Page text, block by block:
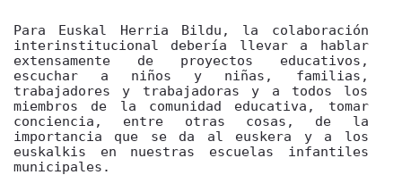
Para Euskal Herria Bildu, la colaboración
interinstitucional debería llevar a hablar
extensamente de proyectos educativos,
escuchar a niños y niñas, familias,
trabajadores y trabajadoras y a todos los
miembros de la comunidad educativa, tomar
conciencia, entre otras cosas, de la
importancia que se da al euskera y a los
euskalkis en nuestras escuelas infantiles
municipales.